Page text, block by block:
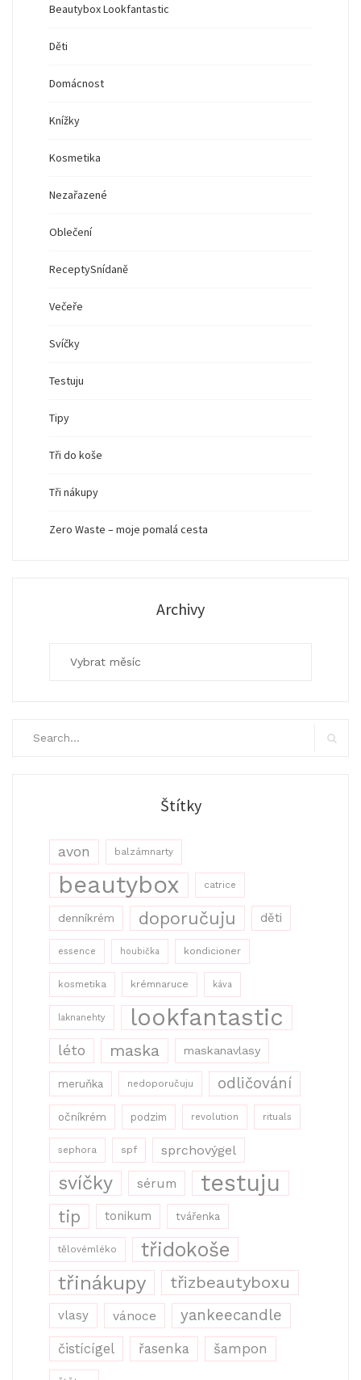
Beautybox Lookfantastic
Děti
Domácnost
Knížky
Kosmetika
Nezařazené
Oblečení
ReceptySnídaně
Večeře
Svíčky
Testuju
Tipy
Tři do koše
Tři nákupy
Zero Waste – moje pomalá cesta
Archivy
Štítky
avon balzámnarty
beautybox catrice
denníkrém doporučuju děti
essence houbička kondicioner
kosmetika krémnaruce káva
laknanehty lookfantastic
léto maska maskanavlasy
meruňka nedoporučuju odličování
očníkrém podzim revolution rituals
sephora spf sprchovýgel
svíčky sérum testuju
tip tonikum tvářenka
tělovémléko
třidokoše
třinákupy
třizbeautyboxu
vlasy vánoce yankeecandle
čistícígel řasenka šampon